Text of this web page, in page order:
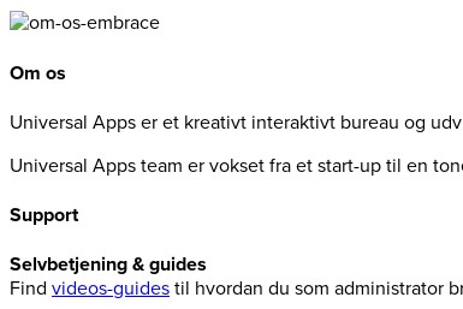
Om os
Universal Apps er et kreativt interaktivt bureau og
Universal Apps team er vokset fra et start-up til en
Support
Selvbetjening & guides
Find videos-guides til hvordan du som administrator